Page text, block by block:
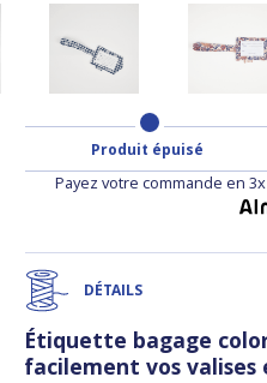
Produit épuisé
Payez votre commande en
DÉTAILS
Étiquette bagage
facilement vos valises